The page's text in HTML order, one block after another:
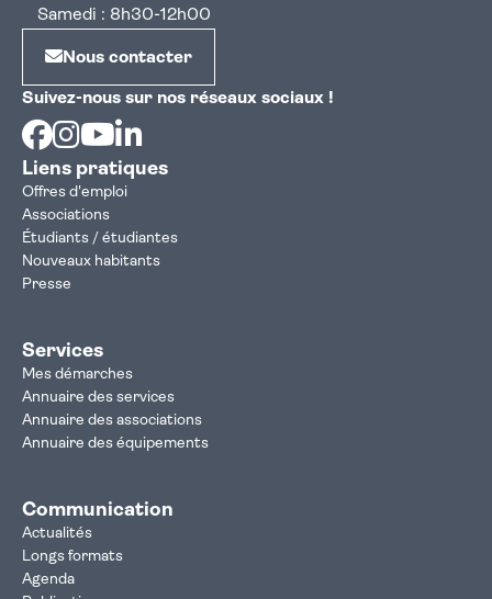
Samedi : 8h30-12h00
Nous contacter
Suivez-nous sur nos réseaux sociaux !
Facebook
Instagram
Youtube
Liens pratiques
Offres d'emploi
Associations
Étudiants / étudiantes
Nouveaux habitants
Presse
Services
Mes démarches
Annuaire des services
Annuaire des associations
Annuaire des équipements
Communication
Actualités
Longs formats
Agenda